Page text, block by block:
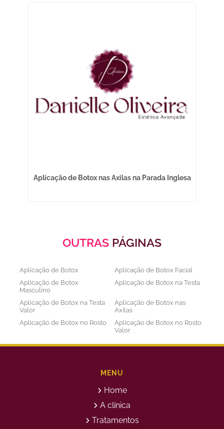
Aplicação de Botox nas Axilas na Parada Inglesa
OUTRAS PÁGINAS
Aplicação de Botox
Aplicação de Botox Facial
Aplicação de Botox
Masculino
Aplicação de Botox na Testa
Aplicação de Botox na Testa
Valor
Aplicação de Botox nas
Axilas
Aplicação de Botox no Rosto
Aplicação de Botox no Rosto
Valor
Aplicação de Botox nos
Aplicação de Botox Preço
Barriga
no Glúteo Valor
Bioestimulador de Colageno
Bioestimuladores de
Colágeno
Clareamento Facial
MENU
Home
A clínica
Tratamentos